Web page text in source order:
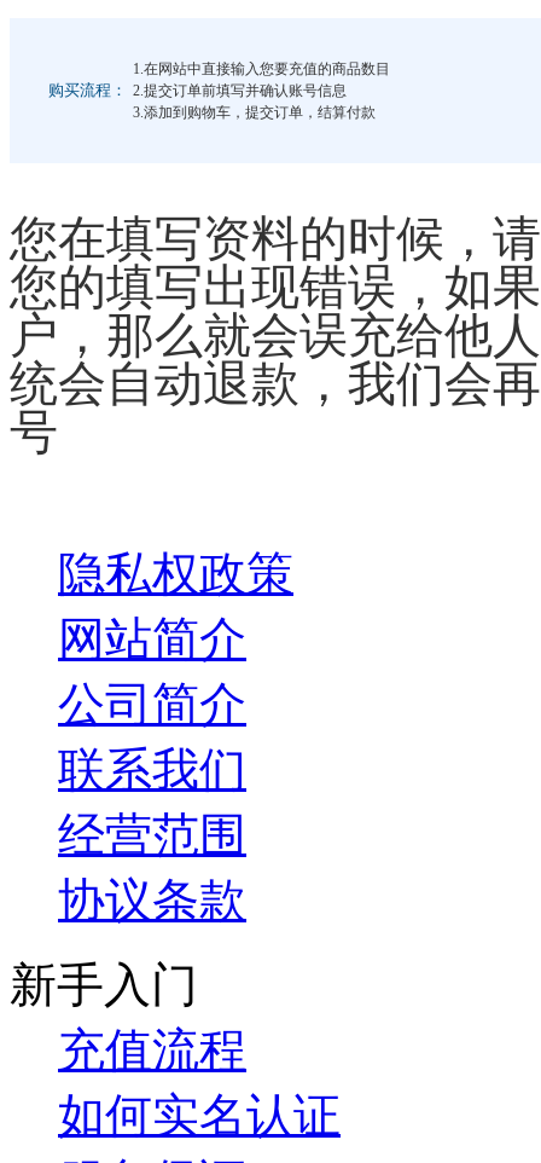
购买流程：
1.在网站中直接输入您要充值的商品数目
2.提交订单前填写并确认账号信息
3.添加到购物车，提交订单，结算付款
您在填写资料的时候，
您的填写出现错误，如
户，那么就会误充给他
统会自动退款，我们会
号
隐私权政策
网站简介
公司简介
联系我们
经营范围
协议条款
新手入门
充值流程
如何实名认证